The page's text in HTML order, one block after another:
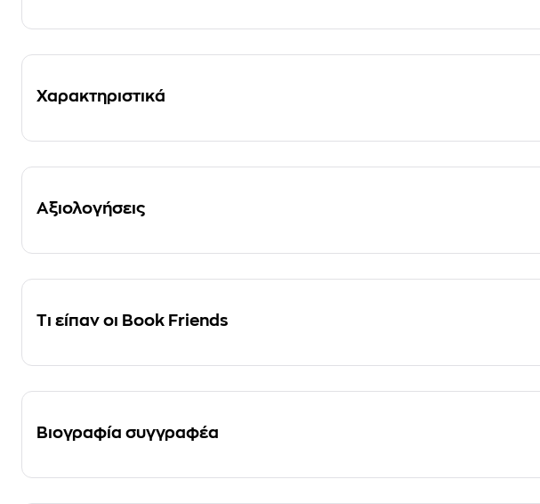
Χαρακτηριστικά
Αξιολογήσεις
Τι είπαν οι Book Friends
Βιογραφία συγγραφέα